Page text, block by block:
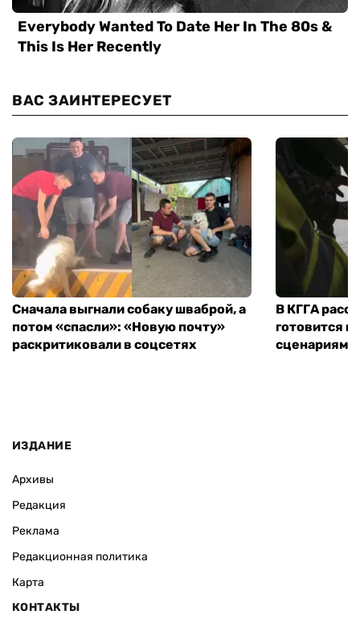
ВАС ЗАИНТЕРЕСУЕТ
Сначала выгнали собаку шваброй, а
потом «спасли»: «Новую почту»
раскритиковали в соцсетях
В КГГА
готовится
сценариям
ИЗДАНИЕ
Архивы
Редакция
Реклама
Редакционная политика
Карта
КОНТАКТЫ